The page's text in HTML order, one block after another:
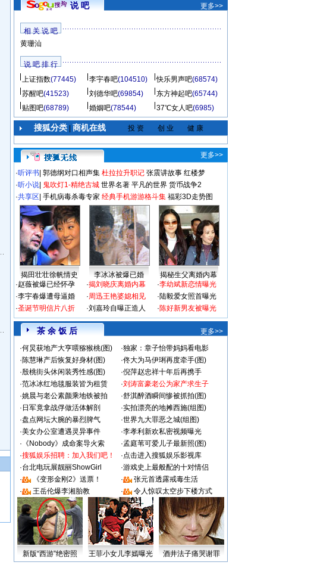
说 吧 更多>>
相 关 说 吧
黄珊汕
说 吧 排 行
上证指数(77445) 李宇春吧(104510) 快乐男声吧(68574)
苏醒吧(41523) 刘德华吧(69854) 东方神起吧(65744)
贴图吧(68789) 婚姻吧(78544) 37℃女人吧(6985)
搜狐分类| 商机在线 投 资 创 业 健 康
更多>>
·听评书 郭德纲对口相声集 杜拉拉升职记 张震讲故事 红楼梦
·听小说 鬼吹灯1-精绝古城 世界名著 平凡的世界 货币战争2
·共享区 手机病毒杀毒专家 经典手机游游格斗集 福彩3D走势图
揭田壮壮徐帆情史 李冰冰被爆已婚
揭秘生父离婚内幕
·赵薇被爆已经怀孕
·李宇春爆遭母逼婚
·圣诞节明信片八折
·揭刘晓庆离婚内幕
·周迅王艳婆媳相见
·刘嘉玲自曝正造人
·李幼斌新恋情曝光
·陆毅爱女照首曝光
·陈好新男友被曝光
茶 余 饭 后
更多>>
·何炅获地产大亨喂猕猴桃(图) ·独家：章子怡带妈妈看电影
·陈慧琳产后恢复好身材(图) ·佟大为马伊琍再度牵手(图)
·殷桃街头休闲装秀性感(图) ·倪萍赵忠祥十年后再携手
·范冰冰红地毯服装皆为租赁 ·刘涛富豪老公为家产求生子
·姚晨与老公素颜乘地铁被拍 ·舒淇醉酒瞬间惨被抓拍(图)
· 日军竟拿战俘做活体解剖 ·实拍漂亮的地摊西施(组图)
·盘点网坛大腕的暴烈脾气 ·世界九大罪恶之城(组图)
·美女办公室遭遇灵异事件 ·李孝利新欢私密视频曝光
· 《Nobody》成命案导火索 ·孟庭苇可爱儿子最新照(图)
·搜狐娱乐招聘：加入我们吧！ ·点击进入搜狐娱乐影视库
·台北电玩展靓丽ShowGirl ·游戏史上最般配的十对情侣
·
《变形金刚2》送票！ ·
张元首透露戒毒生活
·
王岳伦爆李湘胎教 · 令人惊叹太空步下楼方式
新版“西游”绝密照 王菲小女儿李嫣曝光 酒井法子痛哭谢罪